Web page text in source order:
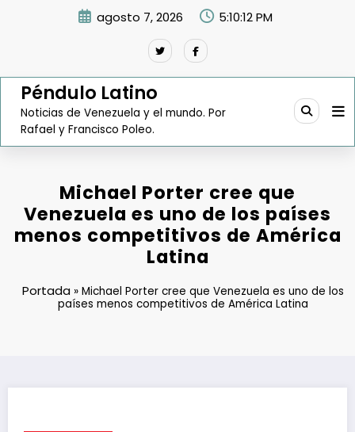
agosto 7, 2026 5:10:13 PM
Péndulo Latino
Noticias de Venezuela y el mundo. Por
Rafael y Francisco Poleo.
Michael Porter cree que
Venezuela es uno de los países
menos competitivos de América
Latina
Portada» Michael Porter cree que Venezuela es uno de los
países menos competitivos de América Latina